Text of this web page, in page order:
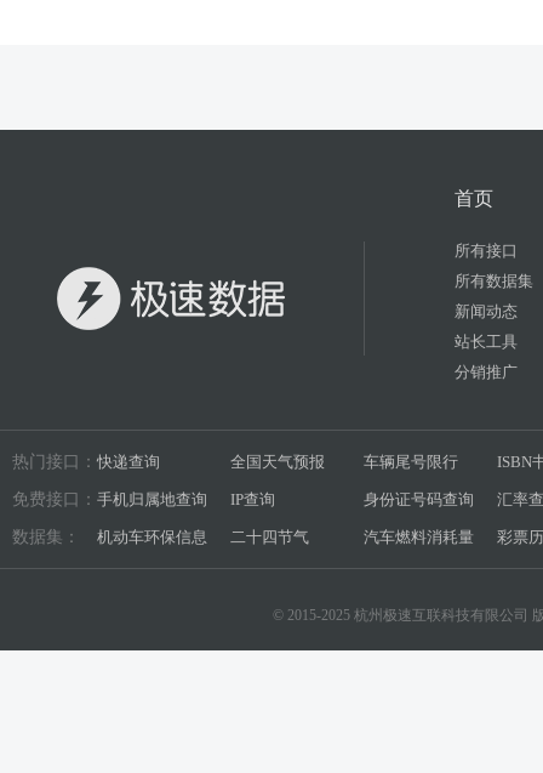
首页
所有接口
所有数据集
新闻动态
站长工具
分销推广
热门接口： 快递查询 全国天气预报 车辆尾号限行 ISBN
免费接口： 手机归属地查询 IP查询 身份证号码查询 汇率
数据集： 机动车环保信息 二十四节气 汽车燃料消耗量 彩票
© 2015-2025 杭州极速互联科技有限公司